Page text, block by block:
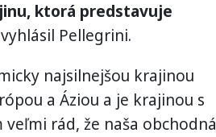
ktorá predstavuje
Pellegrini.
najsilnejšou krajinou
a Áziou a je krajinou s
rád, že naša obchodná